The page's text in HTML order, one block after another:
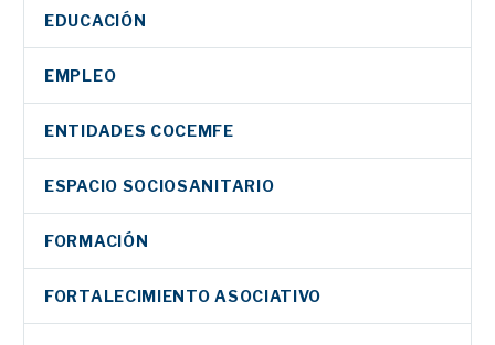
EDUCACIÓN
EMPLEO
ENTIDADES COCEMFE
ESPACIO SOCIOSANITARIO
FORMACIÓN
FORTALECIMIENTO ASOCIATIVO